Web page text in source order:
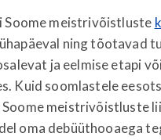
Soome meistrivõistluste
ning tõotavad
ja eelmise etapi
Kuid soomlastele
meistrivõistluste
oma debüüthooaega